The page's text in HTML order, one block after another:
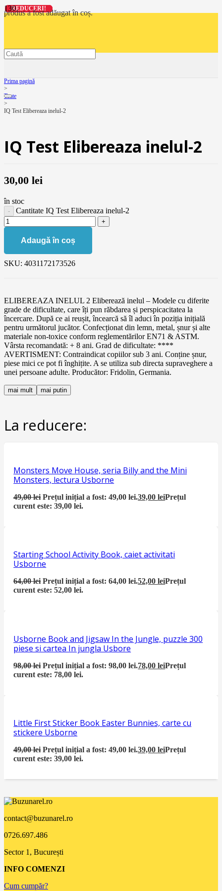
produsa fost adăugat în coș.
Prima pagină
>
Toate
>
IQ Test Elibereaza inelul-2
IQ Test Elibereaza inelul-2
30,00 lei
în stoc
Cantitate IQ Test Elibereaza inelul-2
Adaugă în coș
SKU: 4031172173526
ELIBEREAZA INELUL 2 Eliberează inelul – Modele cu diferite
grade de dificultate, care îți pun răbdarea și perspicacitatea la
încercare. După ce ai reușit, încearcă să îl aduci în poziția inițială
pentru următorul jucător. Confecționat din lemn, metal, șnur și alte
materiale non-toxice conform reglementărilor EN71 & ASTM.
Vârsta recomandată: + 8 ani. Grad de dificultate: ****
AVERTISMENT: Contraindicat copiilor sub 3 ani. Conține șnur,
piese mici ce pot fi înghițite. A se utiliza sub directa supraveghere a
unei persoane adulte. Producător: Fridolin, Germania.
mai mult mai putin
La reducere:
REDUCERI!
Monsters Move House, seria Billy and the Mini
Monsters, lectura Usborne
49,00lei Prețul inițial a fost: 49,00 lei.39,00leiPrețul
curent este: 39,00 lei.
REDUCERI!
Starting School Activity Book, caiet activitati
Usborne
64,00lei Prețul inițial a fost: 64,00 lei.52,00leiPrețul
curent este: 52,00 lei.
REDUCERI!
Usborne Book and Jigsaw In the Jungle, puzzle 300
piese si cartea In jungla Usbore
98,00lei Prețul inițial a fost: 98,00 lei.78,00leiPrețul
curent este: 78,00 lei.
REDUCERI!
Little First Sticker Book Easter Bunnies, carte cu
stickere Usborne
49,00lei Prețul inițial a fost: 49,00 lei.39,00leiPrețul
curent este: 39,00 lei.
contact@buzunarel.ro
0726.697.486
Sector 1, București
INFO COMENZI
Cum cumpăr?